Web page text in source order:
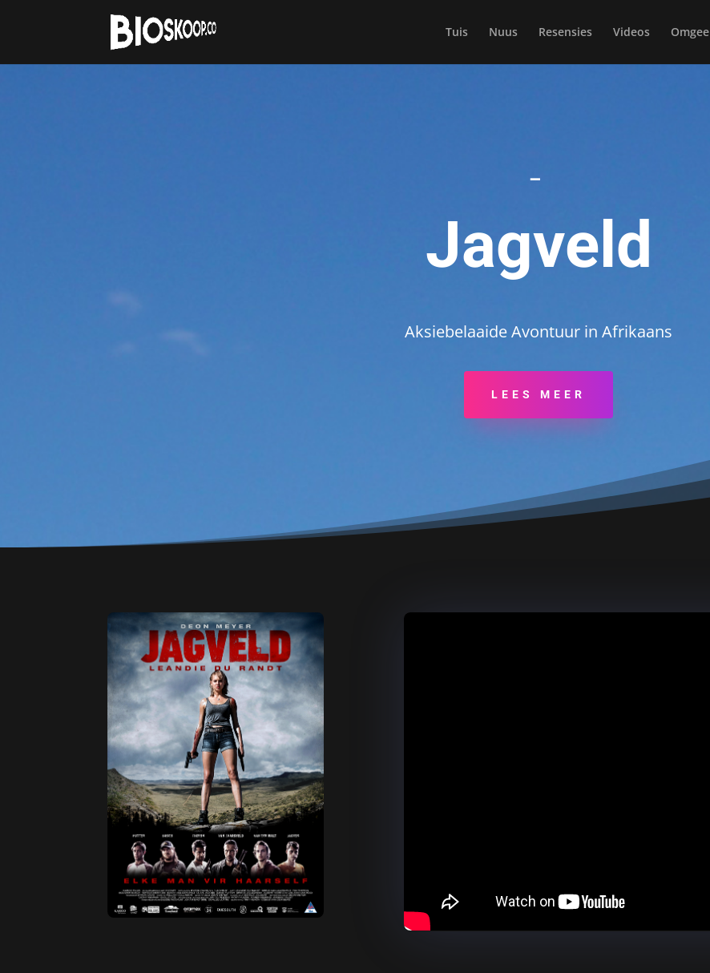
Tuis Nuus Resensies Videos Omgee
–
Jagveld
Aksiebelaaide Avontuur in Afrikaans
LEES MEER